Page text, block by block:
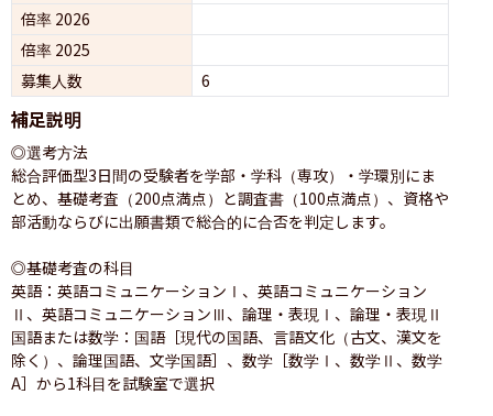
倍率 2026
倍率 2025
募集人数
6
補足説明
◎選考方法
総合評価型3日間の受験者を学部・学科（専攻）・学環別にま
とめ、基礎考査（200点満点）と調査書（100点満点）、資格や
部活動ならびに出願書類で総合的に合否を判定します。
◎基礎考査の科目
英語：英語コミュニケーションⅠ、英語コミュニケーション
Ⅱ、英語コミュニケーションⅢ、論理・表現Ⅰ、論理・表現Ⅱ
国語または数学：国語［現代の国語、言語文化（古文、漢文を
除く）、論理国語、文学国語］、数学［数学Ⅰ、数学Ⅱ、数学
A］から1科目を試験室で選択